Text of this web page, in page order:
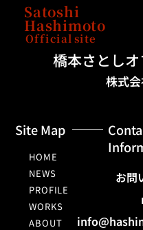
Satoshi
Hashimoto
Official site
橋本さとし
株式
Site Map
HOME
NEWS
PROFILE
WORKS
ABOUT
お問